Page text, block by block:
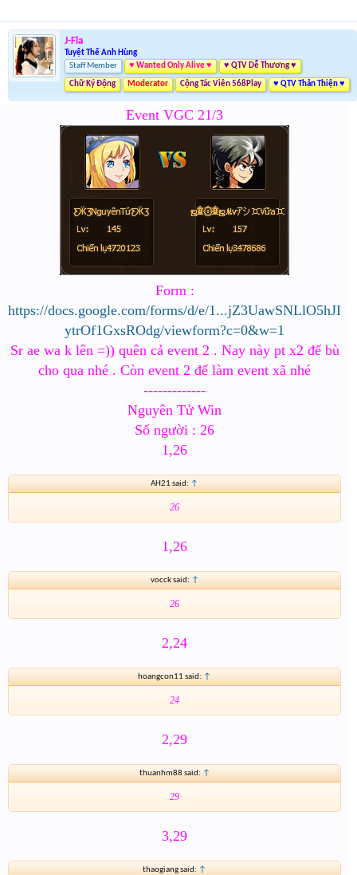
J-Fla
Tuyệt Thế Anh Hùng
Staff Member
♥ Wanted Only Alive ♥ ♥ QTV Dễ Thương ♥
Chữ Ký Động Moderator Cộng Tác Viên 568Play ♥ QTV Thân Thiện ♥
Event VGC 21/3
Form :
https://docs.google.com/forms/d/e/1...jZ3UawSNLlO5hJI
ytrOf1GxsROdg/viewform?c=0&w=1
Sr ae wa k lên =)) quên cả event 2 . Nay này pt x2 để bù
cho qua nhé . Còn event 2 để làm event xã nhé
-------------
Nguyên Tử Win
Số người : 26
1,26
AH21 said: ↑
26
1,26
vocck said: ↑
26
2,24
hoangcon11 said: ↑
24
2,29
thuanhm88 said: ↑
29
3,29
thaogiang said: ↑